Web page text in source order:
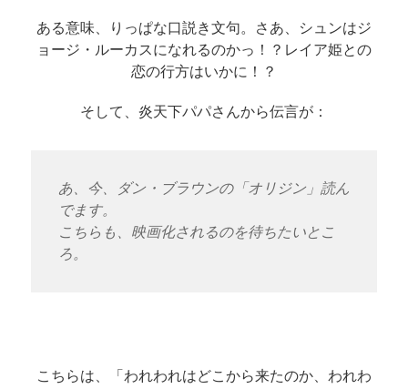
ある意味、りっぱな口説き文句。さあ、シュンはジ
ョージ・ルーカスになれるのかっ！？レイア姫との
恋の行方はいかに！？
そして、炎天下パパさんから伝言が：
あ、今、ダン・ブラウンの「オリジン」読ん
でます。
こちらも、映画化されるのを待ちたいとこ
ろ。
こちらは、「われわれはどこから来たのか、われわ